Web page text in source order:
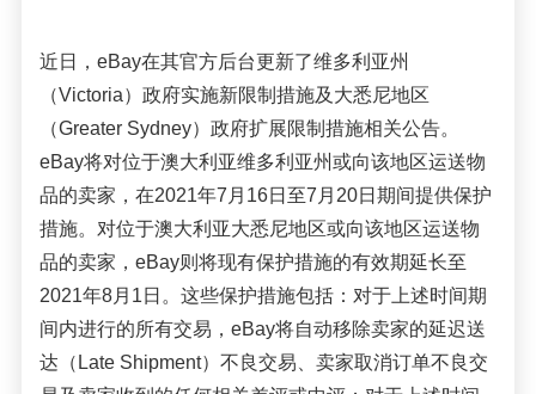
近日， eBay在其官方后台更新了维多利亚州
（Victoria）政府实施新限制 措施及大悉尼地区
（Greater Sydney）政府扩展限制措施相关公告。
eBay将对位于澳大利亚维多利亚州或向该地区运送物
品的卖家， 在2021年7月16日至7月20日期间提供保护
措施。对位于澳大利亚大悉尼地区或向该地区运送物
品的卖家，eBay则将现有保护措施的有效期延长至
2021年8月1日。这些保护措施包括： 对于上述时间期
间内进行的所有交易，eBay将自动移除卖家的延迟送
达（Late Shipment）不良交易、卖家取消订单不良交